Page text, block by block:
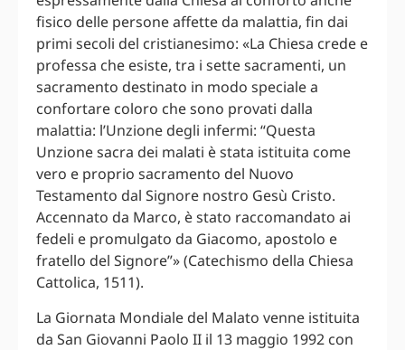
fisico delle persone affette da malattia, fin dai
primi secoli del cristianesimo: «La Chiesa crede e
professa che esiste, tra i sette sacramenti, un
sacramento destinato in modo speciale a
confortare coloro che sono provati dalla
malattia: l’Unzione degli infermi: “Questa
Unzione sacra dei malati è stata istituita come
vero e proprio sacramento del Nuovo
Testamento dal Signore nostro Gesù Cristo.
Accennato da Marco, è stato raccomandato ai
fedeli e promulgato da Giacomo, apostolo e
fratello del Signore”» (Catechismo della Chiesa
Cattolica, 1511).
La Giornata Mondiale del Malato venne istituita
da San Giovanni Paolo II il 13 maggio 1992 con